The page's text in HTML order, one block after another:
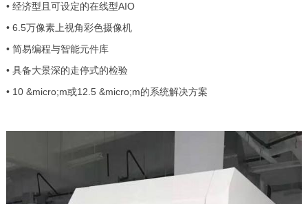
• 经济型且可设定的在线型AIO
• 6.5万像素上视角彩色摄像机
• 简易编程与智能元件库
• 具备大景深的走停式的检验
• 10 &micro;m或12.5 &micro;m的系统解决方案